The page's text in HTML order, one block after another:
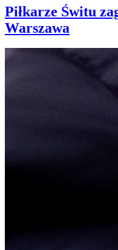
Piłkarze Świtu
Warszawa